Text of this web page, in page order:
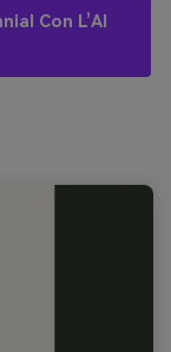
Con L’AI